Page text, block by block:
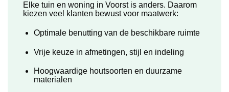
Elke tuin en woning in Voorst is anders. Daarom
kiezen veel klanten bewust voor maatwerk:
Optimale benutting van de beschikbare ruimte
Vrije keuze in afmetingen, stijl en indeling
Hoogwaardige houtsoorten en duurzame
materialen